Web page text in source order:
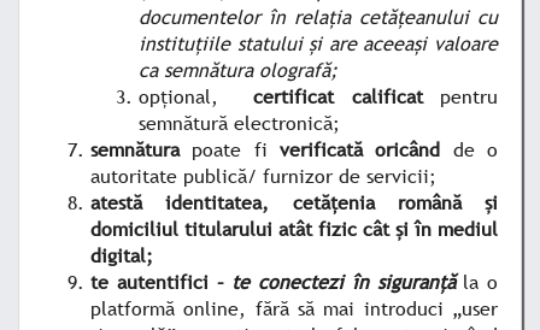
documentelor în relația cetățeanului cu
instituțiile statului și are aceeași valoare
ca semnătura olografă;
opțional, certificat calificat pentru
semnătură electronică;
semnătura poate fiverificată oricând de o
autoritate publică/ furnizor de servicii;
atestă identitatea, cetățenia română și
domiciliul titularului atât fizic cât și în mediul
digital;
te autentifici – te conectezi în siguranțăla o
platformă online, fără să mai introduci „user